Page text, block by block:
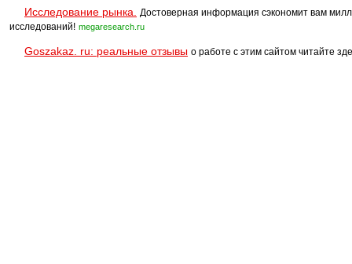
Исследование рынка.
Достоверная информация сэкономит вам
исследований! megaresearch.ru
Goszakaz. ru: реальные отзывы о работе с этим сайтом читайте